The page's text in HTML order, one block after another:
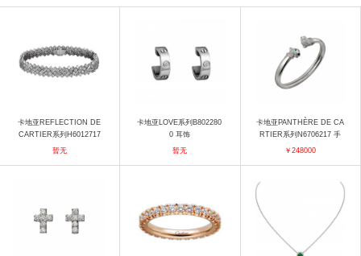
卡地亚REFLECTION DE
CARTIER系列H6012717
手镯
暂无
卡地亚LOVE系列B802280
0 耳饰
暂无
卡地亚PANTHÈRE DE CA
RTIER系列N6706217 手
镯
￥248000